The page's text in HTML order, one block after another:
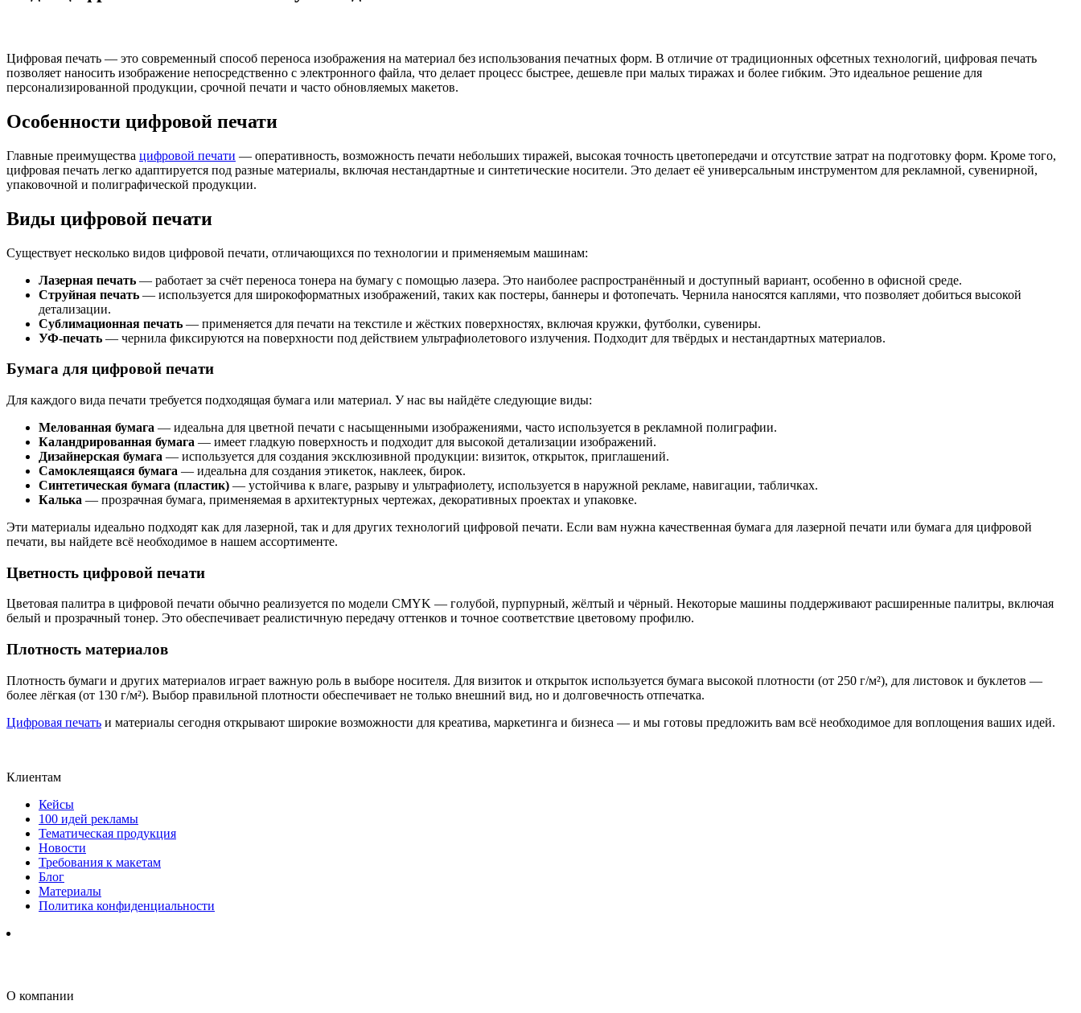
Цифровая печать — это современный способ переноса изображения на материал без использования печатных форм. В отличие от традиционных офсетных технологий, цифровая печать
позволяет наносить изображение непосредственно с электронного файла, что делает процесс быстрее, дешевле при малых тиражах и более гибким. Это идеальное решение для
персонализированной продукции, срочной печати и часто обновляемых макетов.
Особенности цифровой печати
Главные преимущества цифровой печати — оперативность, возможность печати небольших тиражей, высокая точность цветопередачи и отсутствие затрат на подготовку форм. Кроме того,
цифровая печать легко адаптируется под разные материалы, включая нестандартные и синтетические носители. Это делает её универсальным инструментом для рекламной, сувенирной,
упаковочной и полиграфической продукции.
Виды цифровой печати
Существует несколько видов цифровой печати, отличающихся по технологии и применяемым машинам:
Лазерная печать — работает за счёт переноса тонера на бумагу с помощью лазера. Это наиболее распространённый и доступный вариант, особенно в офисной среде.
Струйная печать — используется для широкоформатных изображений, таких как постеры, баннеры и фотопечать. Чернила наносятся каплями, что позволяет добиться высокой
детализации.
Сублимационная печать — применяется для печати на текстиле и жёстких поверхностях, включая кружки, футболки, сувениры.
УФ-печать — чернила фиксируются на поверхности под действием ультрафиолетового излучения. Подходит для твёрдых и нестандартных материалов.
Бумага для цифровой печати
Для каждого вида печати требуется подходящая бумага или материал. У нас вы найдёте следующие виды:
Мелованная бумага — идеальна для цветной печати с насыщенными изображениями, часто используется в рекламной полиграфии.
Каландрированная бумага — имеет гладкую поверхность и подходит для высокой детализации изображений.
Дизайнерская бумага — используется для создания эксклюзивной продукции: визиток, открыток, приглашений.
Самоклеящаяся бумага — идеальна для создания этикеток, наклеек, бирок.
Синтетическая бумага (пластик) — устойчива к влаге, разрыву и ультрафиолету, используется в наружной рекламе, навигации, табличках.
Калька — прозрачная бумага, применяемая в архитектурных чертежах, декоративных проектах и упаковке.
Эти материалы идеально подходят как для лазерной, так и для других технологий цифровой печати. Если вам нужна качественная бумага для лазерной печати или бумага для цифровой
печати, вы найдете всё необходимое в нашем ассортименте.
Цветность цифровой печати
Цветовая палитра в цифровой печати обычно реализуется по модели CMYK — голубой, пурпурный, жёлтый и чёрный. Некоторые машины поддерживают расширенные палитры, включая
белый и прозрачный тонер. Это обеспечивает реалистичную передачу оттенков и точное соответствие цветовому профилю.
Плотность материалов
Плотность бумаги и других материалов играет важную роль в выборе носителя. Для визиток и открыток используется бумага высокой плотности (от 250 г/м²), для листовок и буклетов —
более лёгкая (от 130 г/м²). Выбор правильной плотности обеспечивает не только внешний вид, но и долговечность отпечатка.
Цифровая печать и материалы сегодня открывают широкие возможности для креатива, маркетинга и бизнеса — и мы готовы предложить вам всё необходимое для воплощения ваших идей.
Клиентам
Кейсы
100 идей рекламы
Тематическая продукция
Новости
Требования к макетам
Блог
Материалы
Политика конфиденциальности
О компании